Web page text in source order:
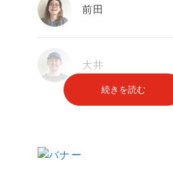
前田
大井
続きを読む